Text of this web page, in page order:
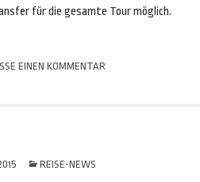
für die gesamte Tour möglich.
EINEN KOMMENTAR
REISE-NEWS